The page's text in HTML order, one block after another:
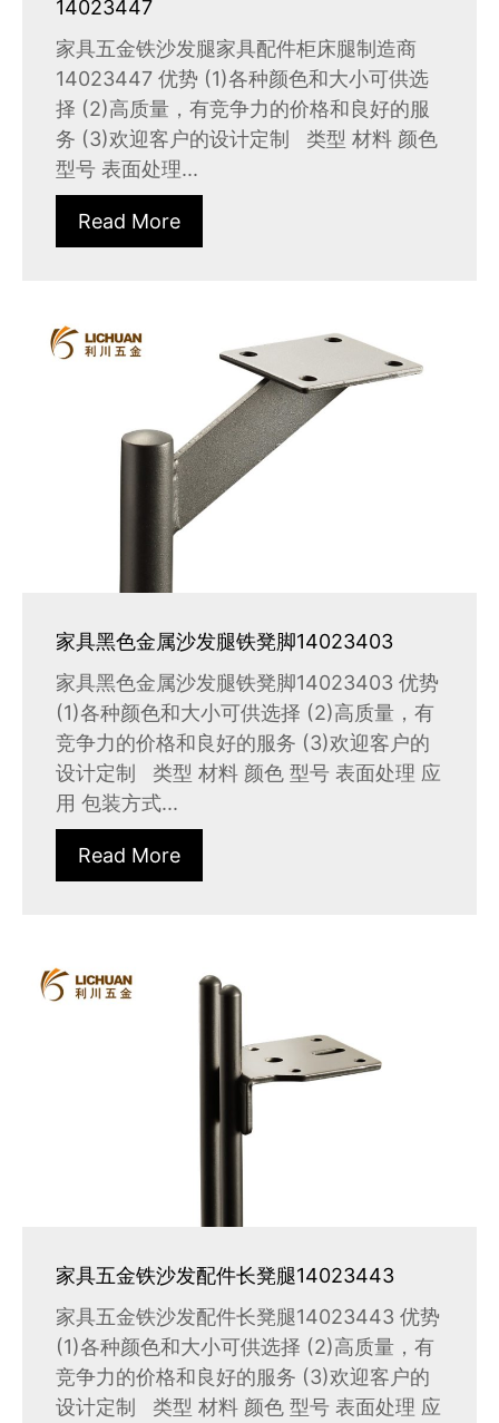
14023447
家具五金铁沙发腿家具配件柜床腿制造商
14023447 优势 (1)各种颜色和大小可供选
择 (2)高质量，有竞争力的价格和良好的服
务 (3)欢迎客户的设计定制 类型 材料 颜色
型号 表面处理...
Read More
家具黑色金属沙发腿铁凳脚14023403
家具黑色金属沙发腿铁凳脚14023403 优势
(1)各种颜色和大小可供选择 (2)高质量，有
竞争力的价格和良好的服务 (3)欢迎客户的
设计定制 类型 材料 颜色 型号 表面处理 应
用 包装方式...
Read More
家具五金铁沙发配件长凳腿14023443
家具五金铁沙发配件长凳腿14023443 优势
(1)各种颜色和大小可供选择 (2)高质量，有
竞争力的价格和良好的服务 (3)欢迎客户的
设计定制 类型 材料 颜色 型号 表面处理 应